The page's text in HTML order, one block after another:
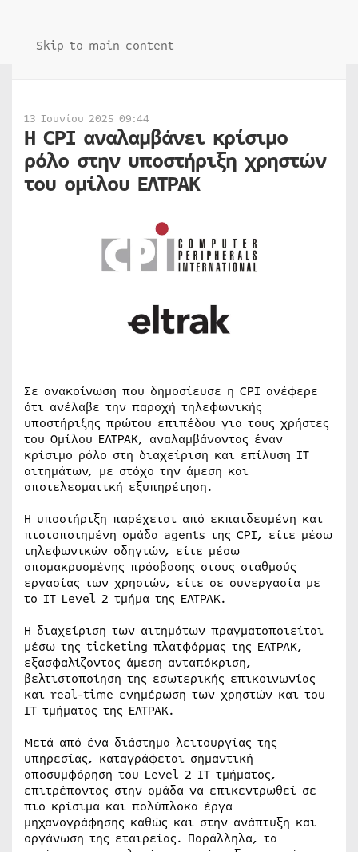
Skip to main content
13 Ιουνίου 2025 09:44
Η CPI αναλαμβάνει κρίσιμο
ρόλο στην υποστήριξη χρηστών
του ομίλου ΕΛΤΡΑΚ
Σε ανακοίνωση που δημοσίευσε η CPI ανέφερε
ότι ανέλαβε την παροχή τηλεφωνικής
υποστήριξης πρώτου επιπέδου για τους χρήστες
του Ομίλου ΕΛΤΡΑΚ, αναλαμβάνοντας έναν
κρίσιμο ρόλο στη διαχείριση και επίλυση IT
αιτημάτων, με στόχο την άμεση και
αποτελεσματική εξυπηρέτηση.
Η υποστήριξη παρέχεται από εκπαιδευμένη και
πιστοποιημένη ομάδα agents της CPI, είτε μέσω
τηλεφωνικών οδηγιών, είτε μέσω
απομακρυσμένης πρόσβασης στους σταθμούς
εργασίας των χρηστών, είτε σε συνεργασία με
το IT Level 2 τμήμα της ΕΛΤΡΑΚ.
Η διαχείριση των αιτημάτων πραγματοποιείται
μέσω της ticketing πλατφόρμας της ΕΛΤΡΑΚ,
εξασφαλίζοντας άμεση ανταπόκριση,
βελτιστοποίηση της εσωτερικής επικοινωνίας
και real-time ενημέρωση των χρηστών και του
IT τμήματος της ΕΛΤΡΑΚ.
Μετά από ένα διάστημα λειτουργίας της
υπηρεσίας, καταγράφεται σημαντική
αποσυμφόρηση του Level 2 IT τμήματος,
επιτρέποντας στην ομάδα να επικεντρωθεί σε
πιο κρίσιμα και πολύπλοκα έργα
μηχανογράφησης καθώς και στην ανάπτυξη και
οργάνωση της εταιρείας. Παράλληλα, τα